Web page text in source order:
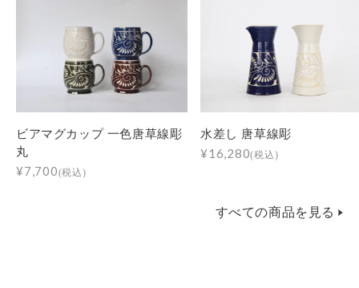
ビアマグカップ 一色唐草線彫
丸
¥7,700(税込)
水差し 唐草線彫
¥16,280(税込)
すべての商品を見る